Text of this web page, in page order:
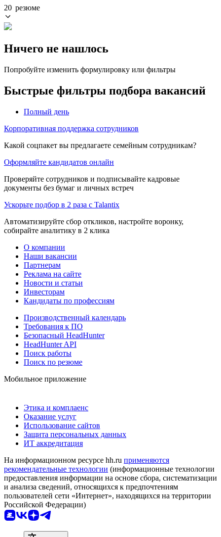
20 резюме
Ничего не нашлось
Попробуйте изменить формулировку или фильтры
Быстрые фильтры подбора вакансий
Полный день
Корпоративная поддержка сотрудников
Какой соцпакет вы предлагаете семейным сотрудникам?
Оформляйте кандидатов онлайн
Проверяйте сотрудников и подписывайте кадровые
документы без бумаг и личных встреч
Ускорьте подбор в 2 раза с Talantix
Автоматизируйте сбор откликов, настройте воронку,
собирайте аналитику в 2 клика
О компании
Наши вакансии
Партнерам
Реклама на сайте
Новости и статьи
Инвесторам
Кандидаты по профессиям
Производственный календарь
Требования к ПО
Безопасный HeadHunter
HeadHunter API
Поиск работы
Поиск по резюме
Мобильное приложение
Этика и комплаенс
Оказание услуг
Использование сайтов
Защита персональных данных
ИТ аккредитация
На информационном ресурсе hh.ru применяются
рекомендательные технологии (информационные технологии
предоставления информации на основе сбора, систематизации
и анализа сведений, относящихся к предпочтениям
пользователей сети «Интернет», находящихся на территории
Российской Федерации)